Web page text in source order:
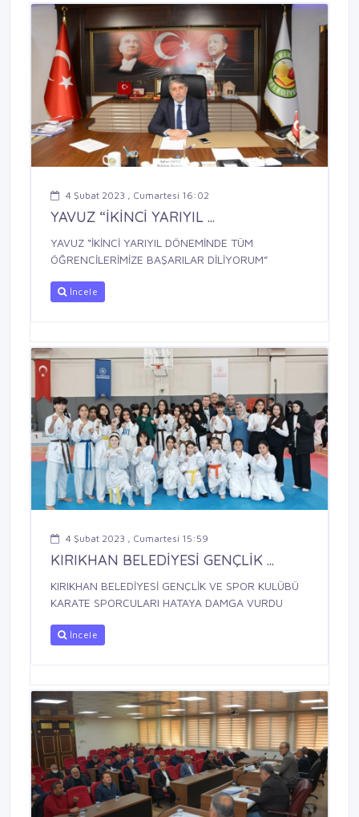
4 Şubat 2023 , Cumartesi 16:02
YAVUZ “İKİNCİ YARIYIL ...
YAVUZ “İKİNCİ YARIYIL DÖNEMİNDE TÜM
ÖĞRENCİLERİMİZE BAŞARILAR DİLİYORUM”
İncele
4 Şubat 2023 , Cumartesi 15:59
KIRIKHAN BELEDİYESİ GENÇLİK ...
KIRIKHAN BELEDİYESİ GENÇLİK VE SPOR KULÜBÜ
KARATE SPORCULARI HATAYA DAMGA VURDU
İncele